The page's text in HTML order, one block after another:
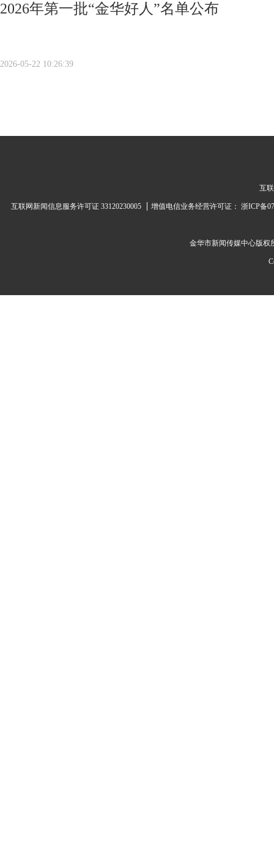
2026年第一批“金华好人”名单公布
2026-05-22 10:26:39
互
互联网新闻信息服务许可证 33120230005 增值电信业务经营许可证： 浙ICP备
金华市新闻传媒中心版权